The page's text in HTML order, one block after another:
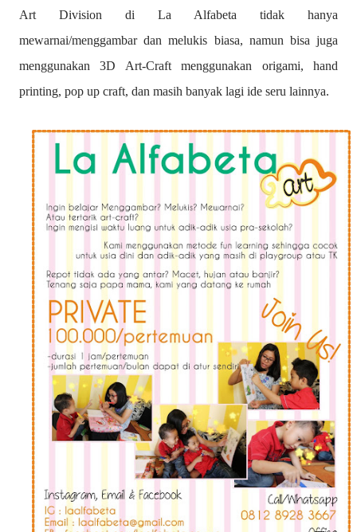
Art Division di La Alfabeta tidak hanya
mewarnai/menggambar dan melukis biasa, namun bisa juga
menggunakan 3D Art-Craft menggunakan origami, hand
printing, pop up craft, dan masih banyak lagi ide seru lainnya.